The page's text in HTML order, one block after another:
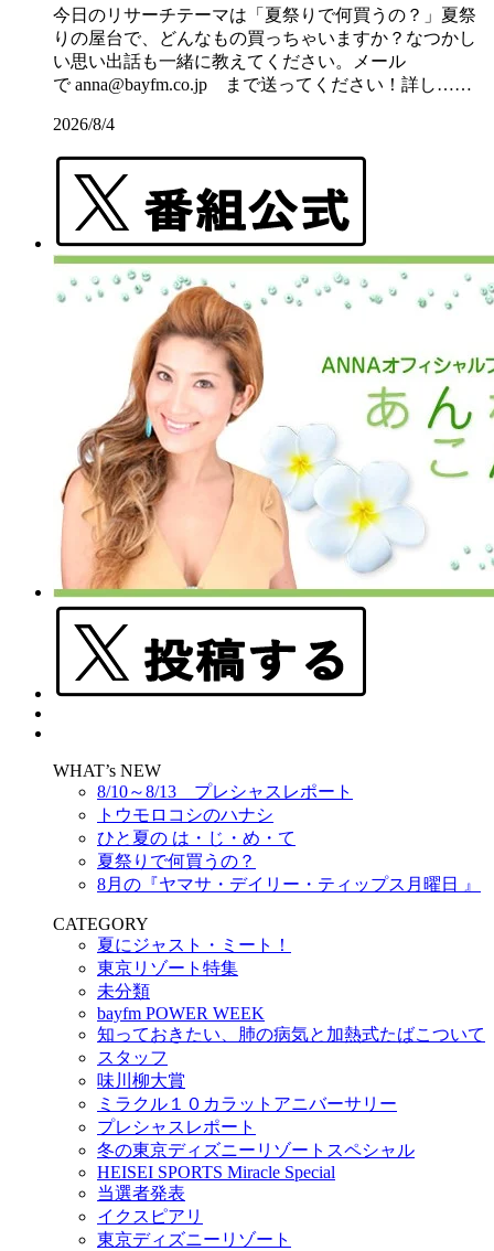
今日のリサーチテーマは「夏祭りで何買うの？」夏祭
りの屋台で、どんなもの買っちゃいますか？なつかし
い思い出話も一緒に教えてください。メール
で anna@bayfm.co.jp まで送ってください！詳し……
2026/8/4
WHAT’s NEW
8/10～8/13 プレシャスレポート
トウモロコシのハナシ
ひと夏の は・じ・め・て
夏祭りで何買うの？
8月の『ヤマサ・デイリー・ティップス月曜日 』
CATEGORY
夏にジャスト・ミート！
東京リゾート特集
未分類
bayfm POWER WEEK
知っておきたい、肺の病気と加熱式たばこついて
スタッフ
味川柳大賞
ミラクル１０カラットアニバーサリー
プレシャスレポート
冬の東京ディズニーリゾートスペシャル
HEISEI SPORTS Miracle Special
当選者発表
イクスピアリ
東京ディズニーリゾート